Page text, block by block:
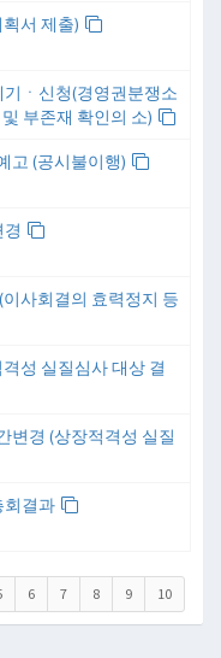
서 제출)
ㆍ신청(경영권분쟁소
부존재 확인의 소)
고 (공시불이행)
사회결의 효력정지 등
성 실질심사 대상 결
변경 (상장적격성 실질
회결과
6 7 8 9 10